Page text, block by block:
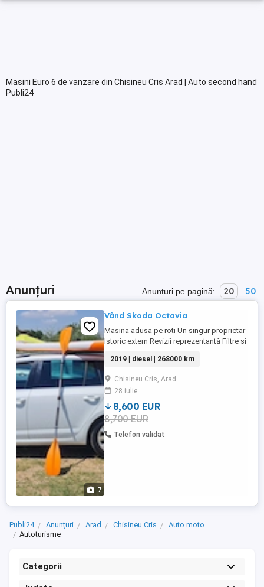
Masini Euro 6 de vanzare din Chisineu Cris Arad | Auto second hand
Publi24
Anunțuri Anunțuri pe pagină: 20 50
7
Vând Skoda Octavia
Masina adusa pe roti Un singur proprietar
Istoric extern Revizii reprezentantă Filtre si
contactați
2019 | diesel | 268000 km
Chisineu Cris, Arad
28 iulie
8,600 EUR
8,700 EUR
Telefon validat
Publi24 Anunțuri Arad Chisineu Cris
Auto moto
Autoturisme
Categorii